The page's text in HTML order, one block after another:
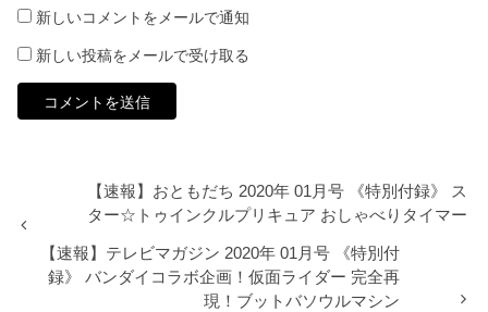
新しいコメントをメールで通知
新しい投稿をメールで受け取る
【速報】おともだち 2020年 01月号 《特別付録》 ス
ター☆トゥインクルプリキュア おしゃべりタイマー
【速報】テレビマガジン 2020年 01月号 《特別付
録》 バンダイコラボ企画！仮面ライダー 完全再
現！ブットバソウルマシン